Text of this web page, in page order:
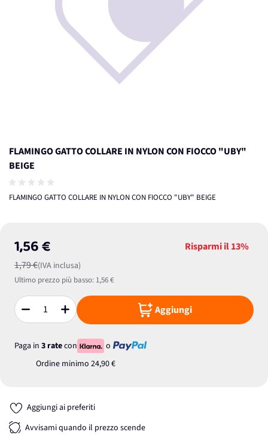
FLAMINGO GATTO COLLARE IN NYLON CON FIOCCO "UBY"
BEIGE
FLAMINGO GATTO COLLARE IN NYLON CON FIOCCO "UBY" BEIGE
1,56 €
1,79 €(IVA inclusa)
Risparmi il13%
Ultimo prezzo più basso: 1,56 €
Quantità Aggiungi
Paga in 3 ratecon
o
Ordine minimo 24,90 €
Aggiungi ai preferiti
Avvisami quando il prezzo scende